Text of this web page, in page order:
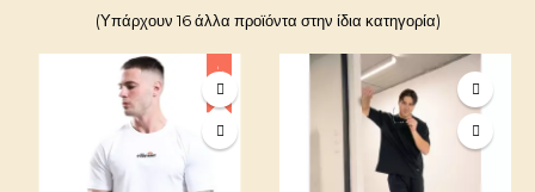
(Υπάρχουν 16 άλλα προϊόντα στην ίδια κατηγορία)
-10%